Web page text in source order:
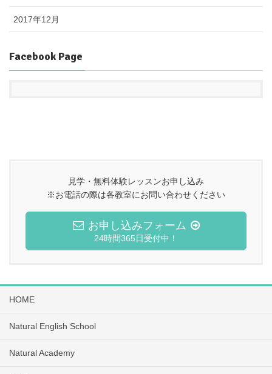
2017年12月
Facebook Page
見学・無料体験レッスンお申し込み
※お電話の際は各教室にお問い合わせください
お申し込みフォーム
24時間365日受付中！
HOME
Natural English School
Natural Academy